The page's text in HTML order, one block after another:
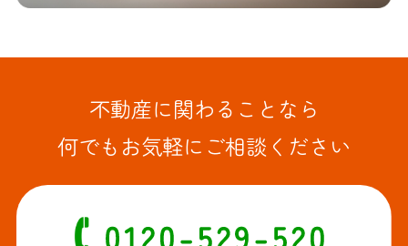
不動産に関わることなら
何でもお気軽にご相談ください